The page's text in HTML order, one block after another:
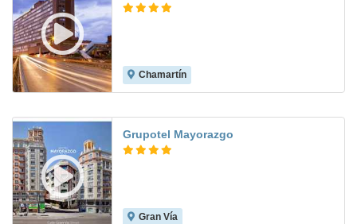
Chamartín
Grupotel Mayorazgo
Gran Vía